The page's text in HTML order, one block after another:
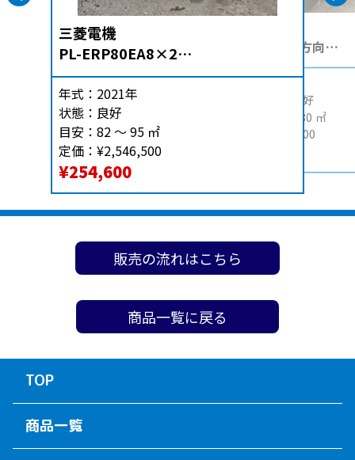
三菱電機
PL-ERP80EA8×2
PUZ-ERMP160LA10
年式： 2021年
状態： 良好
目安： 82 ～ 95 ㎡
定価： ¥2,546,500
¥254,600
天井埋込形４方向
CS-P140U6B×2台
CU-P280H6B
年式：2022年
かなり良好
160 ～ 180 ㎡
¥3,527,700
販売の流れはこちら
商品一覧に戻る
TOP
商品一覧